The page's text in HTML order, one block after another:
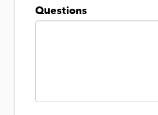
Cost:
GET STARTED